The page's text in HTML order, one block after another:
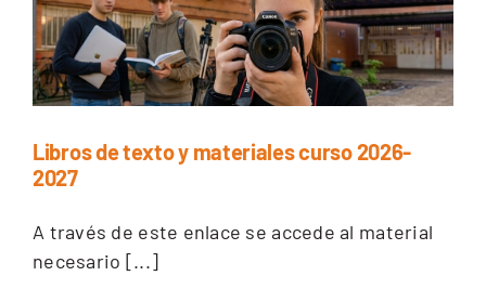
Libros de texto y materiales curso 2026-
2027
A través de este enlace se accede al material
necesario [...]